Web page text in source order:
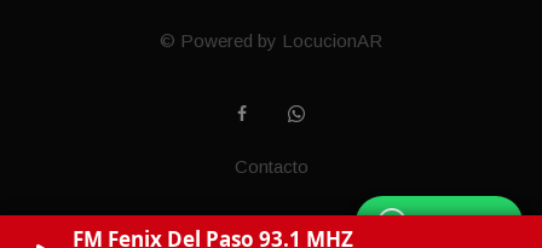
FM Fenix Del Paso 93.1 MHZ
WhatsApp
© Powered by LocucionAR
Contacto